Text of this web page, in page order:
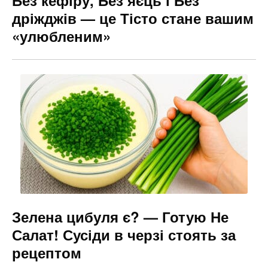
дріжджів — це Тісто стане вашим
«улюбленим»
Зелена цибуля є? — Готую Не
Салат! Сусіди в черзі стоять за
рецептом